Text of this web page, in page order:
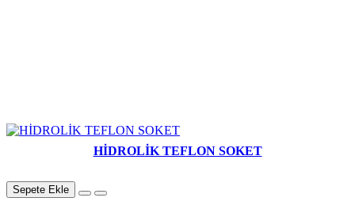
HİDROLİK TEFLON SOKET
Sepete Ekle